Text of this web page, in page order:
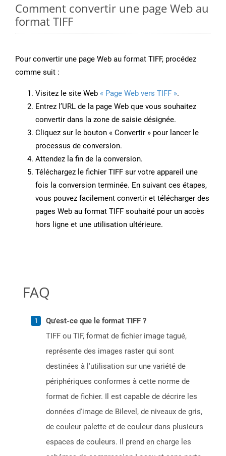
Comment convertir une page Web au
format TIFF
Pour convertir une page Web au format TIFF, procédez
comme suit :
Visitez le site Web « Page Web vers TIFF ».
Entrez l’URL de la page Web que vous souhaitez
convertir dans la zone de saisie désignée.
Cliquez sur le bouton « Convertir » pour lancer le
processus de conversion.
Attendez la fin de la conversion.
Téléchargez le fichier TIFF sur votre appareil une
fois la conversion terminée. En suivant ces étapes,
vous pouvez facilement convertir et télécharger des
pages Web au format TIFF souhaité pour un accès
hors ligne et une utilisation ultérieure.
FAQ
Qu'est-ce que le format TIFF ?
TIFF ou TIF, format de fichier image tagué,
représente des images raster qui sont
destinées à l'utilisation sur une variété de
périphériques conformes à cette norme de
format de fichier. Il est capable de décrire les
données d'image de Bilevel, de niveaux de gris,
de couleur palette et de couleur dans plusieurs
espaces de couleurs. Il prend en charge les